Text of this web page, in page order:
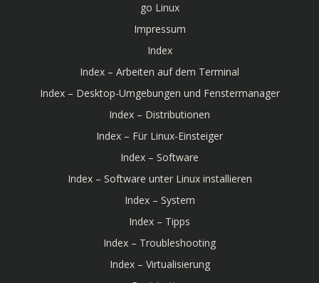
go Linux
Impressum
Index
Index – Arbeiten auf dem Terminal
Index – Desktop-Umgebungen und Fenstermanager
Index – Distributionen
Index – Für Linux-Einsteiger
Index – Software
Index – Software unter Linux installieren
Index – System
Index – Tipps
Index – Troubleshooting
Index – Virtualisierung